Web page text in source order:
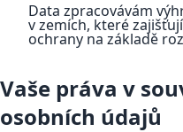
Data zpracovávám
v zemích, které
ochrany na základě
Vaše práva v
osobních údajů